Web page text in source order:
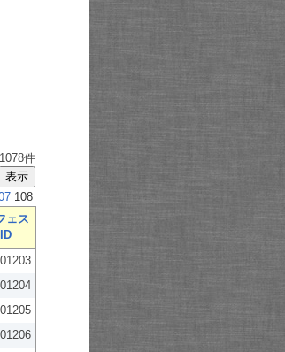
1078件
108
ェス
ID